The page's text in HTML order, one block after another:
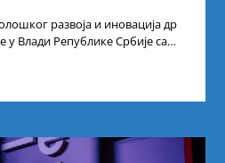
развоја и иновација др
у Влади Републике Србије са